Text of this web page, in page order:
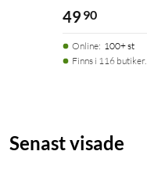
49 90
Online: 100+ st
Finns i 116 butiker.
Senast visade